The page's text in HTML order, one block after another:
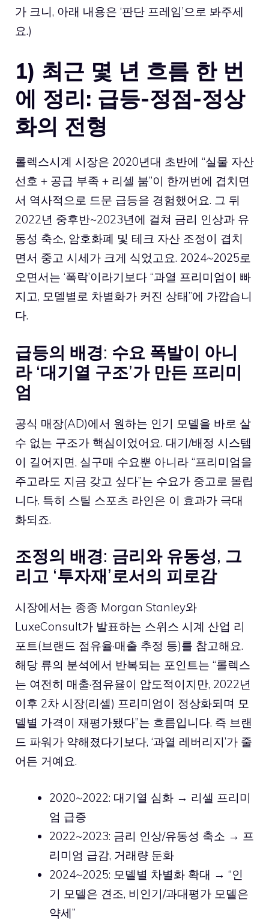
가 크니, 아래 내용은 ‘판단 프레임’으로 봐주세
요.)
1) 최근 몇 년 흐름 한 번
에 정리: 급등-정점-정상
화의 전형
롤렉스시계 시장은 2020년대 초반에 “실물 자산
선호 + 공급 부족 + 리셀 붐”이 한꺼번에 겹치면
서 역사적으로 드문 급등을 경험했어요. 그 뒤
2022년 중후반~2023년에 걸쳐 금리 인상과 유
동성 축소, 암호화폐 및 테크 자산 조정이 겹치
면서 중고 시세가 크게 식었고요. 2024~2025로
오면서는 ‘폭락’이라기보다 “과열 프리미엄이 빠
지고, 모델별로 차별화가 커진 상태”에 가깝습니
다.
급등의 배경: 수요 폭발이 아니
라 ‘대기열 구조’가 만든 프리미
엄
공식 매장(AD)에서 원하는 인기 모델을 바로 살
수 없는 구조가 핵심이었어요. 대기/배정 시스템
이 길어지면, 실구매 수요뿐 아니라 “프리미엄을
주고라도 지금 갖고 싶다”는 수요가 중고로 몰립
니다. 특히 스틸 스포츠 라인은 이 효과가 극대
화되죠.
조정의 배경: 금리와 유동성, 그
리고 ‘투자재’로서의 피로감
시장에서는 종종 Morgan Stanley와
LuxeConsult가 발표하는 스위스 시계 산업 리
포트(브랜드 점유율·매출 추정 등)를 참고해요.
해당 류의 분석에서 반복되는 포인트는 “롤렉스
는 여전히 매출·점유율이 압도적이지만, 2022년
이후 2차 시장(리셀) 프리미엄이 정상화되며 모
델별 가격이 재평가됐다”는 흐름입니다. 즉 브랜
드 파워가 약해졌다기보다, ‘과열 레버리지’가 줄
어든 거예요.
2020~2022: 대기열 심화 → 리셀 프리미
엄 급증
2022~2023: 금리 인상/유동성 축소 → 프
리미엄 급감, 거래량 둔화
2024~2025: 모델별 차별화 확대 → “인
기 모델은 견조, 비인기/과대평가 모델은
약세”